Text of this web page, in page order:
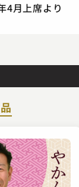
4月上席より